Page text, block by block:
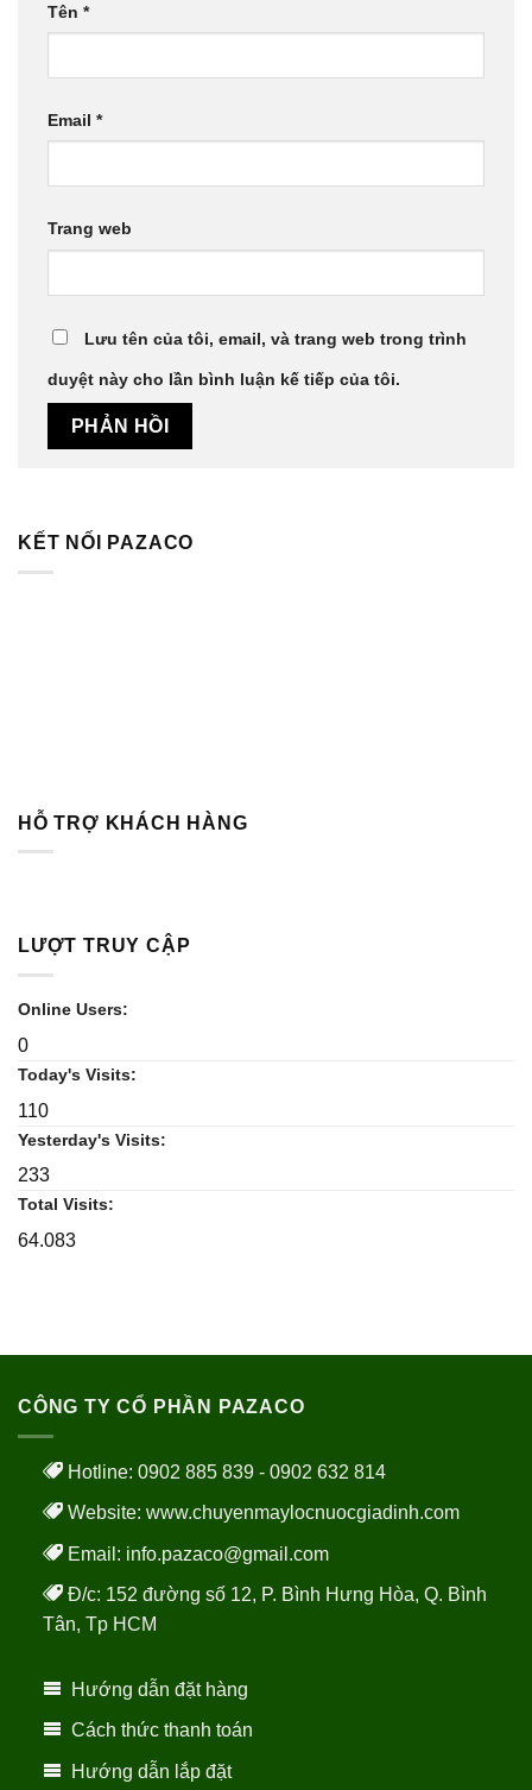
Tên *
Email *
Trang web
Lưu tên của tôi, email, và trang web trong trình
duyệt này cho lần bình luận kế tiếp của tôi.
KẾT NỐI PAZACO
HỖ TRỢ KHÁCH HÀNG
LƯỢT TRUY CẬP
Online Users:
0
Today's Visits:
110
Yesterday's Visits:
233
Total Visits:
64.083
CÔNG TY CỔ PHẦN PAZACO
Hotline: 0902 885 839 - 0902 632 814
Website: www.chuyenmaylocnuocgiadinh.com
Email: info.pazaco@gmail.com
Đ/c: 152 đường số 12, P. Bình Hưng Hòa, Q. Bình
Tân, Tp HCM
Hướng dẫn đặt hàng
Cách thức thanh toán
Hướng dẫn lắp đặt